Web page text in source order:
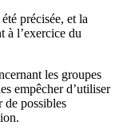
précisée, et la
à l’exercice du
les groupes
empêcher d’utiliser
de possibles